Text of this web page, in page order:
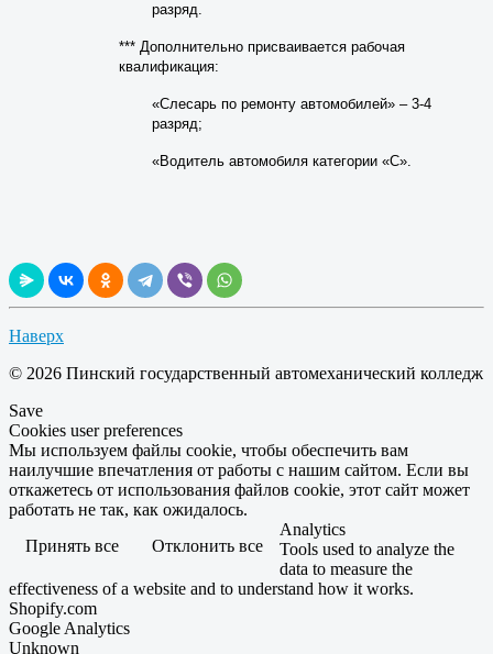
разряд.
*** Дополнительно присваивается рабочая
квалификация:
«Слесарь по ремонту автомобилей» – 3-4
разряд;
«Водитель автомобиля категории «С».
Наверх
© 2026 Пинский государственный автомеханический колледж
Save
Cookies user preferences
Мы используем файлы cookie, чтобы обеспечить вам
наилучшие впечатления от работы с нашим сайтом. Если вы
откажетесь от использования файлов cookie, этот сайт может
работать не так, как ожидалось.
Принять все
Отклонить все
Analytics
Tools used to analyze the
data to measure the
effectiveness of a website and to understand how it works.
Shopify.com
Google Analytics
Unknown